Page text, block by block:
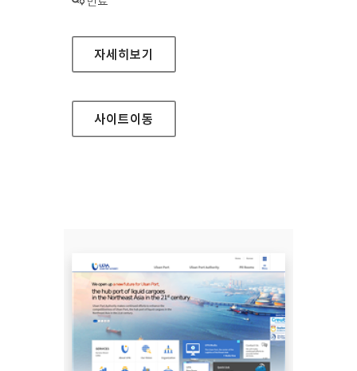
전라남도장애인체육회 대표 홈페이지
자세히보기
사이트이동